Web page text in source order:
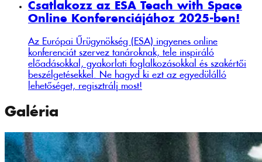
Csatlakozz az ESA Teach with Space
Online Konferenciájához 2025-ben!
Az Európai Űrügynökség (ESA) ingyenes online
konferenciát szervez tanároknak, tele inspiráló
előadásokkal, gyakorlati foglalkozásokkal és szakértői
beszélgetésekkel. Ne hagyd ki ezt az egyedülálló
lehetőséget, regisztrálj most!
Galéria